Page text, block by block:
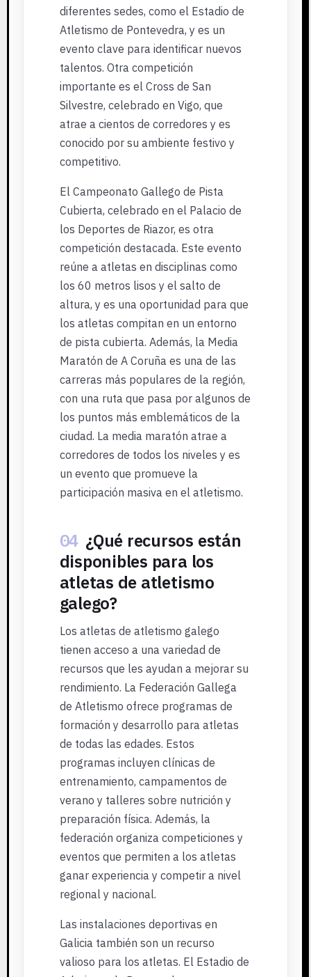
diferentes sedes, como el Estadio de
Atletismo de Pontevedra, y es un
evento clave para identificar nuevos
talentos. Otra competición
importante es el Cross de San
Silvestre, celebrado en Vigo, que
atrae a cientos de corredores y es
conocido por su ambiente festivo y
competitivo.
El Campeonato Gallego de Pista
Cubierta, celebrado en el Palacio de
los Deportes de Riazor, es otra
competición destacada. Este evento
reúne a atletas en disciplinas como
los 60 metros lisos y el salto de
altura, y es una oportunidad para que
los atletas compitan en un entorno
de pista cubierta. Además, la Media
Maratón de A Coruña es una de las
carreras más populares de la región,
con una ruta que pasa por algunos de
los puntos más emblemáticos de la
ciudad. La media maratón atrae a
corredores de todos los niveles y es
un evento que promueve la
participación masiva en el atletismo.
04 ¿Qué recursos están
disponibles para los
atletas de atletismo
galego?
Los atletas de atletismo galego
tienen acceso a una variedad de
recursos que les ayudan a mejorar su
rendimiento. La Federación Gallega
de Atletismo ofrece programas de
formación y desarrollo para atletas
de todas las edades. Estos
programas incluyen clínicas de
entrenamiento, campamentos de
verano y talleres sobre nutrición y
preparación física. Además, la
federación organiza competiciones y
eventos que permiten a los atletas
ganar experiencia y competir a nivel
regional y nacional.
Las instalaciones deportivas en
Galicia también son un recurso
valioso para los atletas. El Estadio de